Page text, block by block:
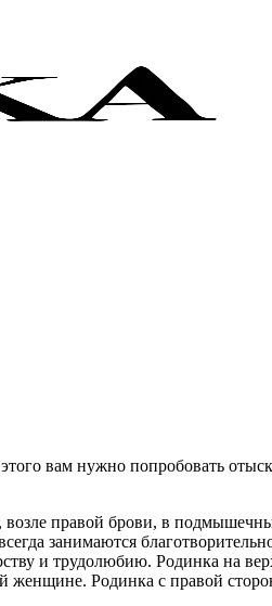
вам нужно попробовать
правой брови, в
занимаются
и трудолюбию. Родинка на
женщине. Родинка с правой